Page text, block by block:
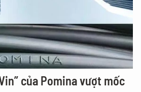
của Pomina vượt mốc